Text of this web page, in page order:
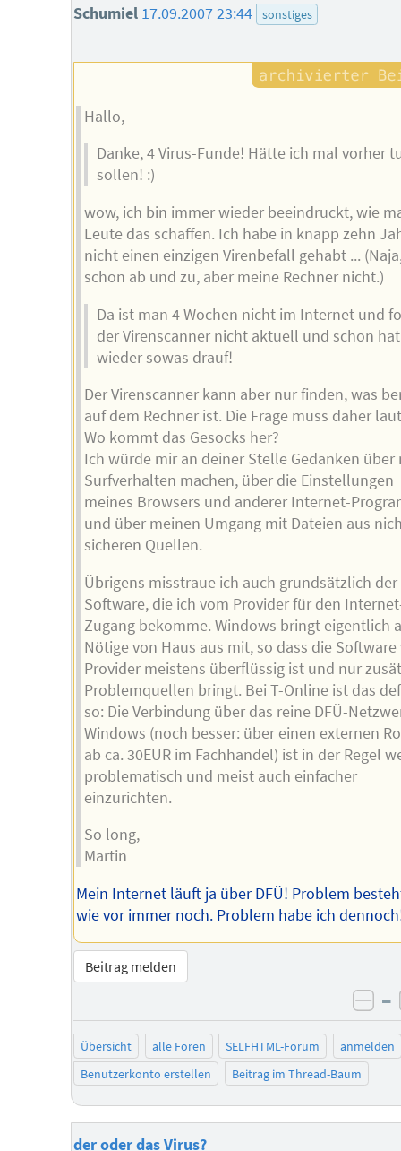
Schumiel 17.09.2007 23:44 sonstiges
Hallo,
Danke, 4 Virus-Funde! Hätte ich mal vorher
sollen! :)
wow, ich bin immer wieder beeindruckt, wie
Leute das schaffen. Ich habe in knapp zehn
nicht einen einzigen Virenbefall gehabt ...
schon ab und zu, aber meine Rechner nicht.)
Da ist man 4 Wochen nicht im Internet und
der Virenscanner nicht aktuell und schon
wieder sowas drauf!
Der Virenscanner kann aber nur finden, was
auf dem Rechner ist. Die Frage muss daher
Wo kommt das Gesocks her?
Ich würde mir an deiner Stelle Gedanken über
Surfverhalten machen, über die Einstellungen
meines Browsers und anderer Internet-
und über meinen Umgang mit Dateien aus
sicheren Quellen.
Übrigens misstraue ich auch grundsätzlich der
Software, die ich vom Provider für den
Zugang bekomme. Windows bringt eigentlich
Nötige von Haus aus mit, so dass die
Provider meistens überflüssig ist und nur
Problemquellen bringt. Bei T-Online ist das
so: Die Verbindung über das reine DFÜ-
Windows (noch besser: über einen externen
ab ca. 30EUR im Fachhandel) ist in der Regel
problematisch und meist auch einfacher
einzurichten.
So long,
Martin
Mein Internet läuft ja über DFÜ! Problem
wie vor immer noch. Problem habe ich
Beitrag melden
–
Übersicht alle Foren SELFHTML-Forum
anmelden
Benutzerkonto erstellen
Beitrag im Thread-Baum
der oder das Virus?